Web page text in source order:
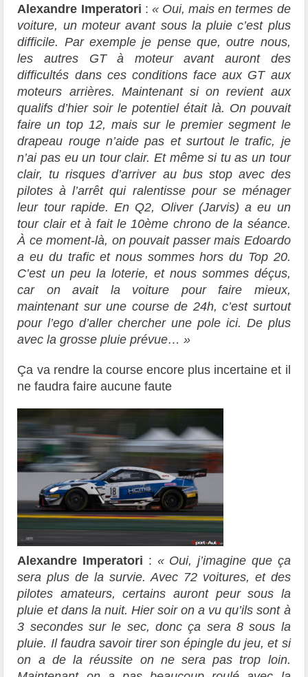
Alexandre Imperatori : « Oui, mais en termes de
voiture, un moteur avant sous la pluie c’est plus
difficile. Par exemple je pense que, outre nous,
les autres GT à moteur avant auront des
difficultés dans ces conditions face aux GT aux
moteurs arrières. Maintenant si on revient aux
qualifs d’hier soir le potentiel était là. On pouvait
faire un top 12, mais sur le premier segment le
drapeau rouge n’aide pas et surtout le trafic, je
n’ai pas eu un tour clair. Et même si tu as un tour
clair, tu risques d’arriver au bus stop avec des
pilotes à l’arrêt qui ralentisse pour se ménager
leur tour rapide. En Q2, Oliver (Jarvis) a eu un
tour clair et à fait le 10ème chrono de la séance.
À ce moment-là, on pouvait passer mais Edoardo
a eu du trafic et nous sommes hors du Top 20.
C’est un peu la loterie, et nous sommes déçus,
car on avait la voiture pour faire mieux,
maintenant sur une course de 24h, c’est surtout
pour l’ego d’aller chercher une pole ici. De plus
avec la grosse pluie prévue… »
Ça va rendre la course encore plus incertaine et il
ne faudra faire aucune faute
Alexandre Imperatori : « Oui, j’imagine que ça
sera plus de la survie. Avec 72 voitures, et des
pilotes amateurs, certains auront peur sous la
pluie et dans la nuit. Hier soir on a vu qu’ils sont à
3 secondes sur le sec, donc ça sera 8 sous la
pluie. Il faudra savoir tirer son épingle du jeu, et si
on a de la réussite on ne sera pas trop loin.